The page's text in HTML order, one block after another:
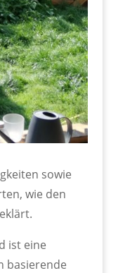
sowie
wie den
ist eine
basierende